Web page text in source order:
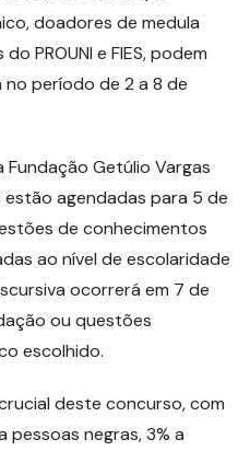
doadores de medula
PROUNI e FIES, podem
período de 2 a 8 de
Getúlio Vargas
agendadas para 5 de
de conhecimentos
ao nível de escolaridade
ocorrerá em 7 de
ou questões
escolhido.
deste concurso, com
pessoas negras, 3% a